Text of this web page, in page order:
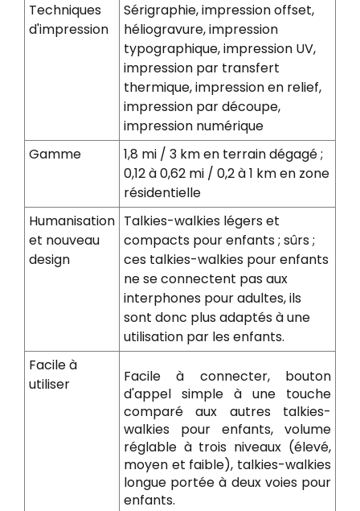
Techniques
d'impression
Sérigraphie, impression offset,
héliogravure, impression
typographique, impression UV,
impression par transfert
thermique, impression en relief,
impression par découpe,
impression numérique
Gamme
1,8 mi / 3 km en terrain dégagé ;
0,12 à 0,62 mi / 0,2 à 1 km en zone
résidentielle
Humanisation
et nouveau
design
Talkies-walkies légers et
compacts pour enfants ; sûrs ;
ces talkies-walkies pour enfants
ne se connectent pas aux
interphones pour adultes, ils
sont donc plus adaptés à une
utilisation par les enfants.
Facile à
utiliser
Facile à connecter, bouton
d'appel simple à une touche
comparé aux autres talkies-
walkies pour enfants, volume
réglable à trois niveaux (élevé,
moyen et faible), talkies-walkies
longue portée à deux voies pour
enfants.